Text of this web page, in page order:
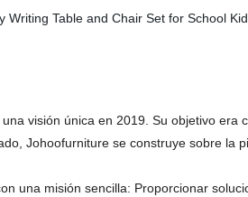
visión única en 2019. Su objetivo
Johoofurniture se construye sobre la
una misión sencilla: Proporcionar